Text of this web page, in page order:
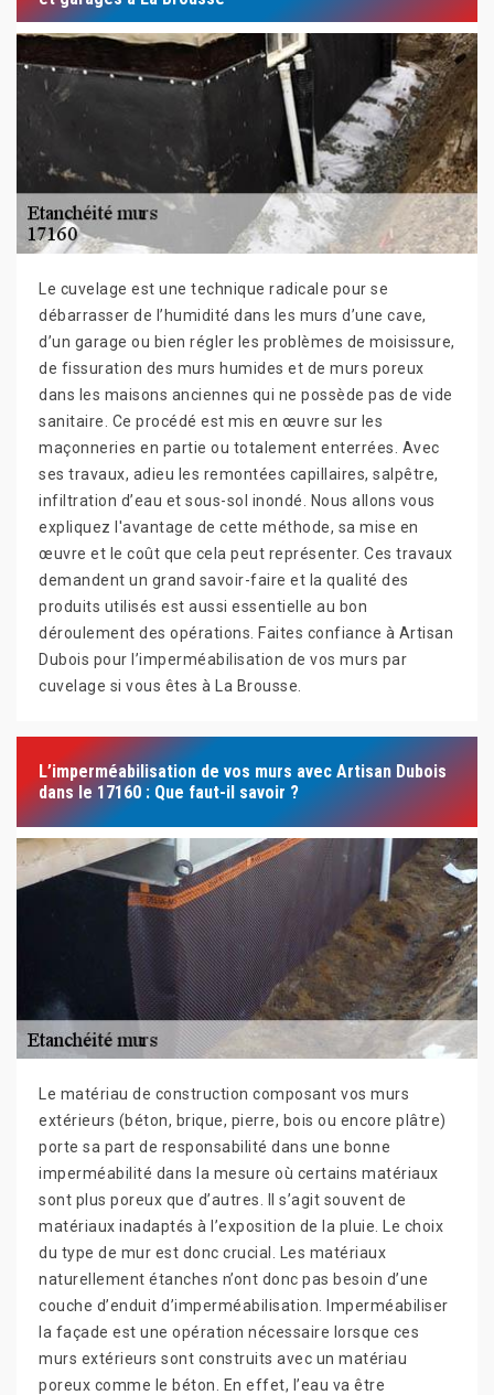
Le cuvelage est une technique radicale pour se
débarrasser de l’humidité dans les murs d’une cave,
d’un garage ou bien régler les problèmes de moisissure,
de fissuration des murs humides et de murs poreux
dans les maisons anciennes qui ne possède pas de vide
sanitaire. Ce procédé est mis en œuvre sur les
maçonneries en partie ou totalement enterrées. Avec
ses travaux, adieu les remontées capillaires, salpêtre,
infiltration d’eau et sous-sol inondé. Nous allons vous
expliquez l'avantage de cette méthode, sa mise en
œuvre et le coût que cela peut représenter. Ces travaux
demandent un grand savoir-faire et la qualité des
produits utilisés est aussi essentielle au bon
déroulement des opérations. Faites confiance à Artisan
Dubois pour l’imperméabilisation de vos murs par
cuvelage si vous êtes à La Brousse.
L’imperméabilisation de vos murs avec Artisan Dubois
dans le 17160 : Que faut-il savoir ?
Le matériau de construction composant vos murs
extérieurs (béton, brique, pierre, bois ou encore plâtre)
porte sa part de responsabilité dans une bonne
imperméabilité dans la mesure où certains matériaux
sont plus poreux que d’autres. Il s’agit souvent de
matériaux inadaptés à l’exposition de la pluie. Le choix
du type de mur est donc crucial. Les matériaux
naturellement étanches n’ont donc pas besoin d’une
couche d’enduit d’imperméabilisation. Imperméabiliser
la façade est une opération nécessaire lorsque ces
murs extérieurs sont construits avec un matériau
poreux comme le béton. En effet, l’eau va être